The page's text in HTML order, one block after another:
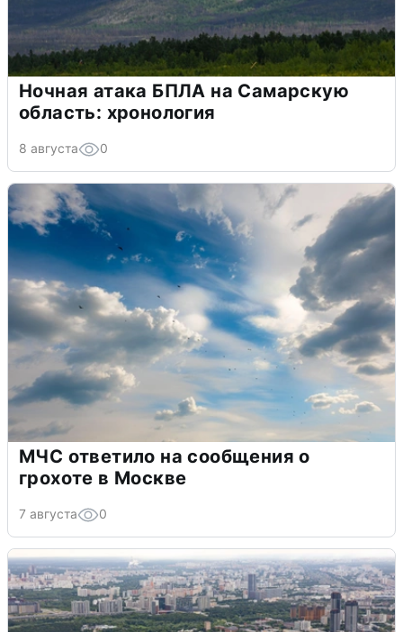
Ночная атака БПЛА на Самарскую
область: хронология
8 августа 0
МЧС ответило на сообщения о
грохоте в Москве
7 августа 0